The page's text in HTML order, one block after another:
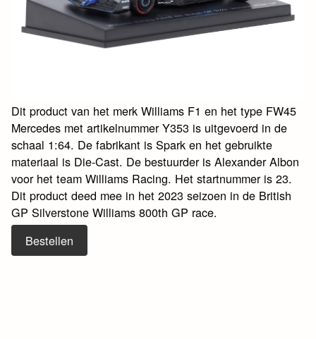
Dit product van het merk Williams F1 en het type FW45
Mercedes met artikelnummer Y353 is uitgevoerd in de
schaal 1:64. De fabrikant is Spark en het gebruikte
materiaal is Die-Cast. De bestuurder is Alexander Albon
voor het team Williams Racing. Het startnummer is 23.
Dit product deed mee in het 2023 seizoen in de British
GP Silverstone Williams 800th GP race.
Bestellen